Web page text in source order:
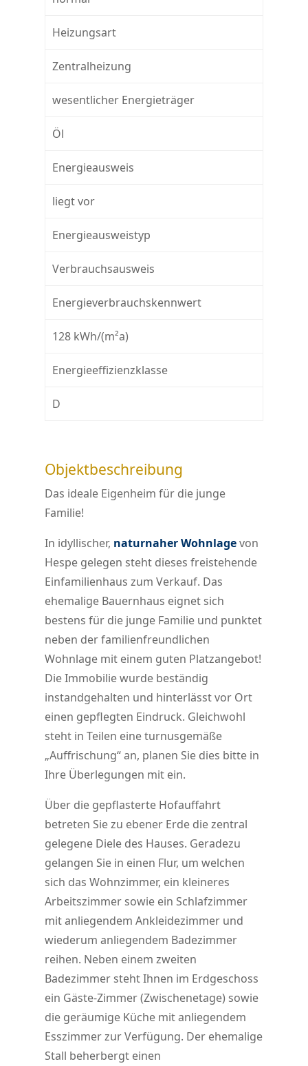
Heizungsart
Zentralheizung
wesentlicher Energieträger
Öl
Energieausweis
liegt vor
Energieausweistyp
Verbrauchsausweis
Energieverbrauchskennwert
128 kWh/(m²a)
Energieeffizienzklasse
D
Objektbeschreibung
Das ideale Eigenheim für die junge
Familie!
In idyllischer, naturnaher Wohnlagevon
Hespe gelegen steht dieses freistehende
Einfamilienhaus zum Verkauf. Das
ehemalige Bauernhaus eignet sich
bestens für die junge Familie und punktet
neben der familienfreundlichen
Wohnlage mit einem guten Platzangebot!
Die Immobilie wurde beständig
instandgehalten und hinterlässt vor Ort
einen gepflegten Eindruck. Gleichwohl
steht in Teilen eine turnusgemäße
„Auffrischung“ an, planen Sie dies bitte in
Ihre Überlegungen mit ein.
Über die gepflasterte Hofauffahrt
betreten Sie zu ebener Erde die zentral
gelegene Diele des Hauses. Geradezu
gelangen Sie in einen Flur, um welchen
sich das Wohnzimmer, ein kleineres
Arbeitszimmer sowie ein Schlafzimmer
mit anliegendem Ankleidezimmer und
wiederum anliegendem Badezimmer
reihen. Neben einem zweiten
Badezimmer steht Ihnen im Erdgeschoss
ein Gäste-Zimmer (Zwischenetage) sowie
die geräumige Küche mit anliegendem
Esszimmer zur Verfügung. Der ehemalige
Stall beherbergt einen